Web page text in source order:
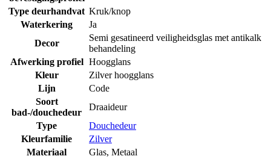
Type deurhandvat Kruk/knop
Waterkering
Ja
Decor
Semi gesatineerd veiligheidsglas met antikalk
behandeling
Afwerking profiel Hoogglans
Kleur
Zilver hoogglans
Lijn
Code
Soort
bad-/douchedeur
Draaideur
Type
Douchedeur
Kleurfamilie
Zilver
Materiaal
Glas, Metaal